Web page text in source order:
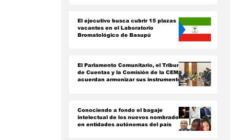
El ejecutivo busca cubrir 15 plazas
vacantes en el Laboratorio
Bromatológico de Basupú
El Parlamento Comunitario, el Tribunal
de Cuentas y la Comisión de la CEMAC
acuerdan armonizar sus instrumentos
Conociendo a fondo el bagaje
intelectual de los nuevos nombrados
en entidades autónomas del país ‎